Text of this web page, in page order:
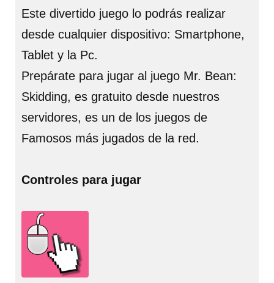
Este divertido juego lo podrás realizar
desde cualquier dispositivo: Smartphone,
Tablet y la Pc.
Prepárate para jugar al juego Mr. Bean:
Skidding, es gratuito desde nuestros
servidores, es un de los juegos de
Famosos más jugados de la red.
Controles para jugar